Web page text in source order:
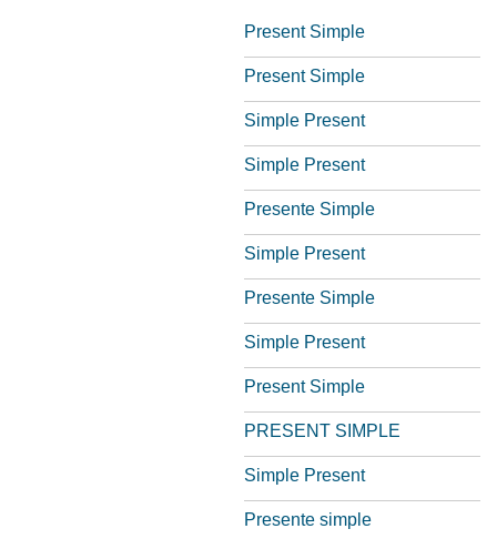
Present Simple
Present Simple
Simple Present
Simple Present
Presente Simple
Simple Present
Presente Simple
Simple Present
Present Simple
PRESENT SIMPLE
Simple Present
Presente simple